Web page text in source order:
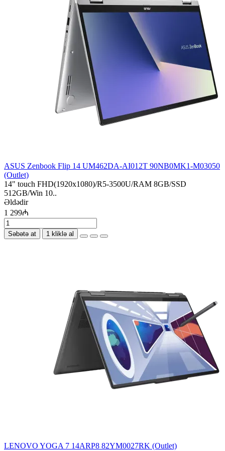
ASUS Zenbook Flip 14 UM462DA-AI012T 90NB0MK1-M03050
(Outlet)
14" touch FHD(1920x1080)/R5-3500U/RAM 8GB/SSD
512GB/Win 10..
Əldədir
1 299₼
Səbətə at 1 kliklə al
LENOVO YOGA 7 14ARP8 82YM0027RK (Outlet)